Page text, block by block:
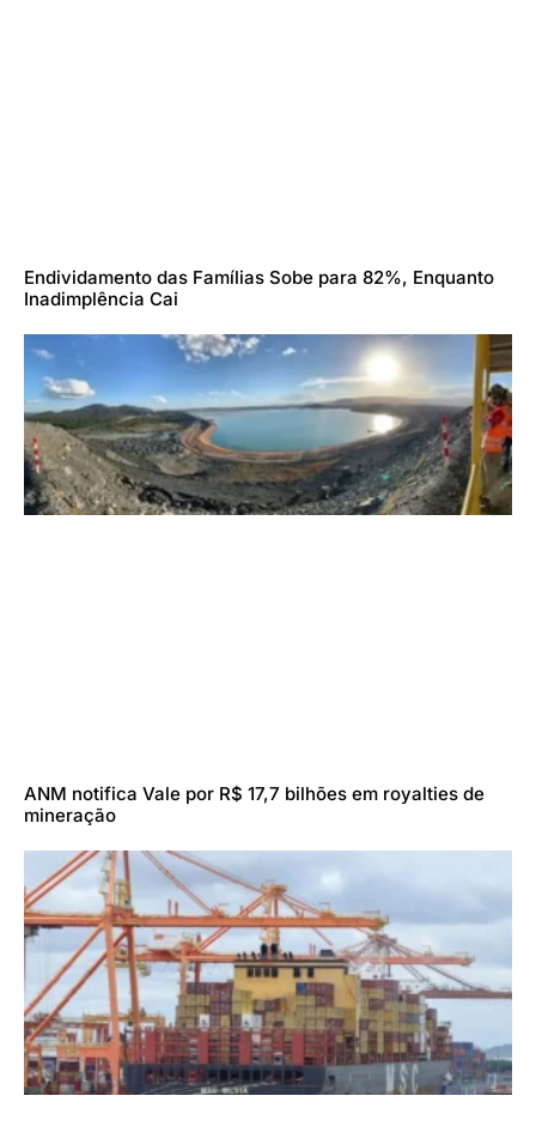
Endividamento das Famílias Sobe para 82%, Enquanto
Inadimplência Cai
ANM notifica Vale por R$ 17,7 bilhões em royalties de
mineração